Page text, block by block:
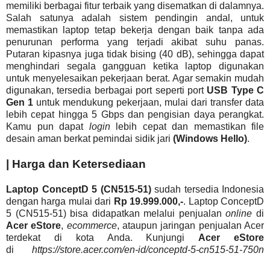
memiliki berbagai fitur terbaik yang disematkan di dalamnya.
Salah satunya adalah sistem pendingin andal, untuk
memastikan laptop tetap bekerja dengan baik tanpa ada
penurunan performa yang terjadi akibat suhu panas.
Putaran kipasnya juga tidak bising (40 dB), sehingga dapat
menghindari segala gangguan ketika laptop digunakan
untuk menyelesaikan pekerjaan berat. Agar semakin mudah
digunakan, tersedia berbagai port seperti port USB Type C
Gen 1 untuk mendukung pekerjaan, mulai dari transfer data
lebih cepat hingga 5 Gbps dan pengisian daya perangkat.
Kamu pun dapat login
lebih cepat dan memastikan file
desain aman berkat pemindai sidik jari (Windows Hello).
| Harga dan Ketersediaan
Laptop ConceptD 5 (CN515-51)sudah tersedia Indonesia
dengan harga mulai dari Rp 19.999.000,-. Laptop ConceptD
5 (CN515-51) bisa didapatkan melalui penjualanonlinedi
Acer eStore, ecommerce, ataupun jaringan penjualan Acer
terdekat di kota Anda. Kunjungi Acer eStore
di https://store.acer.com/en-id/conceptd-5-cn515-51-750n